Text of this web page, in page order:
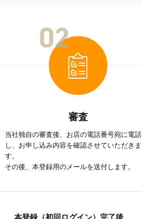
審査
当社独自の審査後、お店の電話番号宛に電話
し、お申し込み内容を確認させていただきま
す。
その後、本登録用のメールを送付します。